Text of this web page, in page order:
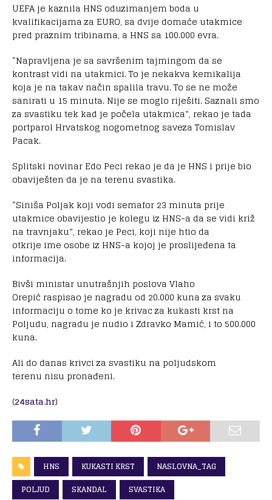
UEFA je kaznila HNS oduzimanjem boda u
kvalifikacijama za EURO, sa dvije domaće utakmice
pred praznim tribinama, a HNS sa 100.000 evra.
“Napravljena je sa savršenim tajmingom da se
kontrast vidi na utakmici. To je nekakva kemikalija
koja je na takav način spalila travu. To se ne može
sanirati u 15 minuta. Nije se moglo riješiti. Saznali smo
za svastiku tek kad je počela utakmica”, rekao je tada
portparol Hrvatskog nogometnog saveza Tomislav
Pacak.
Splitski novinar Edo Peci rekao je da je HNS i prije bio
obaviješten da je na terenu svastika.
“Siniša Poljak koji vodi semafor 23 minuta prije
utakmice obavijestio je kolegu iz HNS-a da se vidi križ
na travnjaku”, rekao je Peci, koji nije htio da
otkrije ime osobe iz HNS-a kojoj je proslijeđena ta
informacija.
Bivši ministar unutrašnjih poslova Vlaho
Orepić raspisao je nagradu od 20.000 kuna za svaku
informaciju o tome ko je krivac za kukasti krst na
Poljudu, nagradu je nudio i Zdravko Mamić, i to 500.000
kuna.
Ali do danas krivci za svastiku na poljudskom
terenu nisu pronađeni.
(24sata.hr)
HNS KUKASTI KRST
NASLOVNA_TAG
POLJUD
SKANDAL SVASTIKA